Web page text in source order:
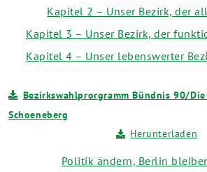
Kapitel 2 – Unser Bezirk, der
Kapitel 3 – Unser Bezirk, der
Kapitel 4 – Unser lebenswerter
Bezirkswahlprorgramm Bündnis 90/
Schoeneberg
Herunterladen
Politik ändern, Berlin